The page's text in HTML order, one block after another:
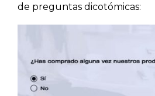
de preguntas dicotómicas: